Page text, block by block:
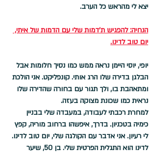
יצא לי מהראש כל הערב.
הנחיה: להפגיש ת'דמות שלי עם הדמות של איתי,
יום טוב לדינו.
יופי, יוסי היימן נראה ממש כמו נסיך חלומות אבל
הבלגן בדירה שלו הרג אותי. קונפליקט. אני הולכת
ומתאהבת בו, ולך תגור עם בחורה שהדירה שלו
נראית כמו שכונת מצוקה בעזה.
למחרת רכבתי לעבודה, במעבדה שלי בבניין
כימיה בטכניון. בדרך, איפשהו ברחוב מוריה, קפץ
לי רעיון. אני אדבר עם הקולגה שלי, יום טוב לדינו.
לדינו הוא התגלית הפרטית שלי. בן 50, שיער